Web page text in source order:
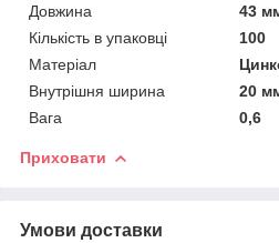
Довжина
43
Кількість в упаковці
100
Матеріал
Внутрішня ширина
20
Вага
0,6
Приховати
Умови доставки